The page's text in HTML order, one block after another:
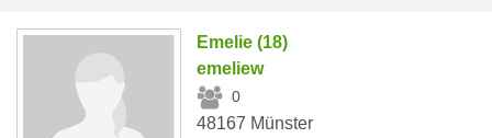
Emelie (18)
emeliew
0
48167 Münster